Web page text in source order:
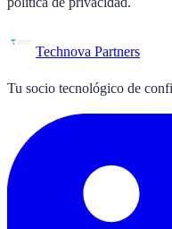
Technova Partners
Tu socio tecnológico de